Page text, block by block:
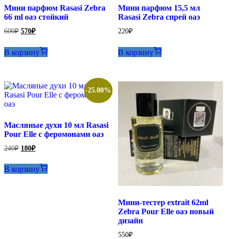
Мини парфюм Rasasi Zebra
66 ml оаэ стойкий
600₽ Первоначальная
600₽.
570₽Текущая
570₽.
В корзину
Мини парфюм 15,5 мл
Rasasi Zebra спрей оаэ
220₽
В корзину
-25.00%
Масляные духи 10 мл Rasasi
Pour Elle с феромонами оаэ
240₽ Первоначальная
цена
составляла
240₽.
180₽Текущая
цена:
180₽.
В корзину
Мини-тестер extrait 62ml
Zebra Pour Elle оаэ новый
дизайн
550₽